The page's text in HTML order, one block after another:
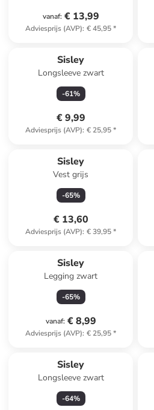
vanaf: € 13,99
Adviesprijs (AVP): € 45,95*
Sisley
Longsleeve zwart
-61%
€ 9,99
Adviesprijs (AVP): € 25,95*
Sisley
Vest grijs
-65%
€ 13,60
Adviesprijs (AVP): € 39,95*
Sisley
Legging zwart
-65%
vanaf: € 8,99
Adviesprijs (AVP): € 25,95*
Sisley
Longsleeve zwart
-64%